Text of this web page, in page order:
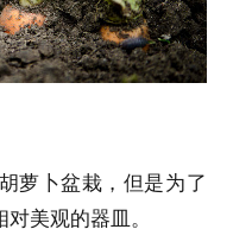
萝卜盆栽，但是为了
美观的器皿。